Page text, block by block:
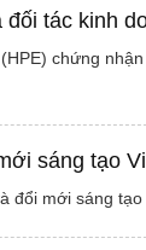
tác kinh
chứng
sáng tạo
đổi mới sáng